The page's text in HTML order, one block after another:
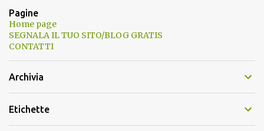
Pagine
Home page
SEGNALA IL TUO SITO/BLOG GRATIS
CONTATTI
Archivia
Etichette